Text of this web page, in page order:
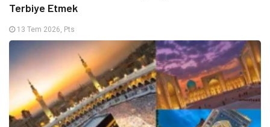
Terbiye Etmek
13 Tem 2026, Pts